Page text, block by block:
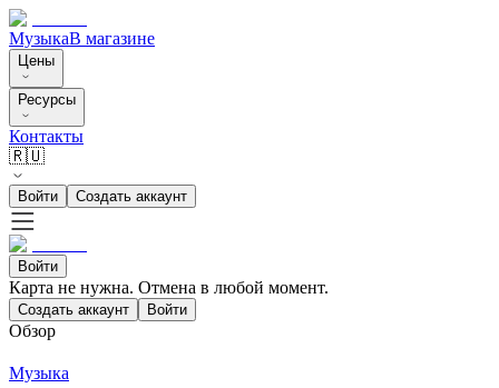
МузыкаВ магазине
Цены
Ресурсы
Контакты
🇷🇺
Войти Создать аккаунт
Войти
Карта не нужна. Отмена в любой момент.
Создать аккаунт Войти
Обзор
Музыка